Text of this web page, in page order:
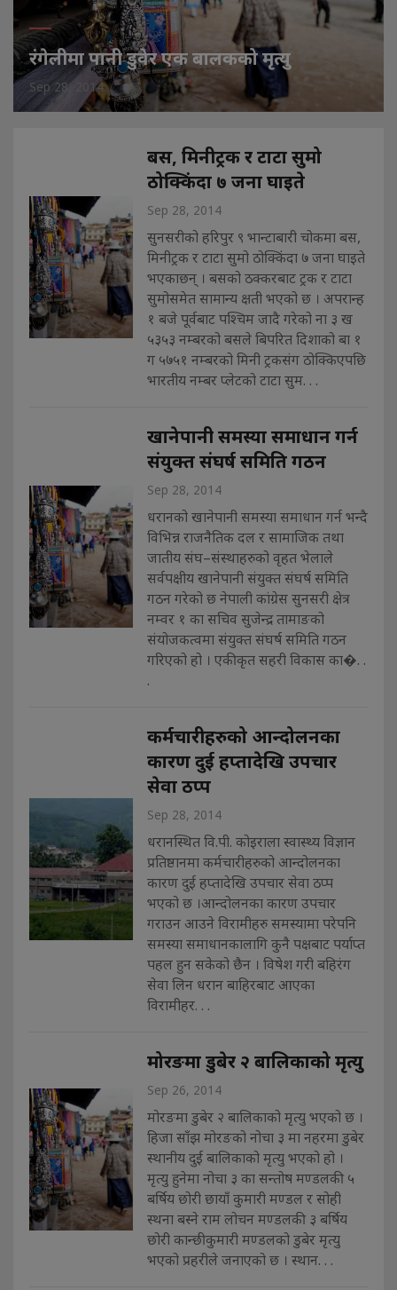
रंगेलीमा पानी डुवेर एक बालकको मृत्यु
Sep 28, 2014
बस, मिनीट्रक र टाटा सुमो
ठोक्किंदा ७ जना घाइते
Sep 28, 2014
सुनसरीको हरिपुर ९ भान्टाबारी चोकमा बस,
मिनीट्रक र टाटा सुमो ठोक्किंदा ७ जना घाइते
भएकाछन् । बसको ठक्करबाट ट्रक र टाटा
सुमोसमेत सामान्य क्षती भएको छ । अपरान्ह
१ बजे पूर्वबाट पश्चिम जादै गरेको ना ३ ख
५३५३ नम्बरको बसले बिपरित दिशाको बा १
ग ५७५१ नम्बरको मिनी ट्रकसंग ठोक्किएपछि
भारतीय नम्बर प्लेटको टाटा सुम. . .
खानेपानी समस्या समाधान गर्न
संयुक्त संघर्ष समिति गठन
Sep 28, 2014
धरानको खानेपानी समस्या समाधान गर्न भन्दै
विभिन्न राजनैतिक दल र सामाजिक तथा
जातीय संघ–संस्थाहरुको वृहत भेलाले
सर्वपक्षीय खानेपानी संयुक्त संघर्ष समिति
गठन गरेको छ नेपाली कांग्रेस सुनसरी क्षेत्र
नम्वर १ का सचिव सुजेन्द्र तामाङको
संयोजकत्वमा संयुक्त संघर्ष समिति गठन
गरिएको हो । एकीकृत सहरी विकास का�. .
.
कर्मचारीहरुको आन्दोलनका
कारण दुई हप्तादेखि उपचार
सेवा ठप्प
Sep 28, 2014
धरानस्थित वि.पी. कोइराला स्वास्थ्य विज्ञान
प्रतिष्ठानमा कर्मचारीहरुको आन्दोलनका
कारण दुई हप्तादेखि उपचार सेवा ठप्प
भएको छ ।आन्दोलनका कारण उपचार
गराउन आउने विरामीहरु समस्यामा परेपनि
समस्या समाधानकालागि कुनै पक्षबाट पर्याप्त
पहल हुन सकेको छैन । विषेश गरी बहिरंग
सेवा लिन धरान बाहिरबाट आएका
विरामीहर. . .
मोरङमा डुबेर २ बालिकाको मृत्यु
Sep 26, 2014
मोरङमा डुबेर २ बालिकाको मृत्यु भएको छ ।
हिजा साँझ मोरङको नोचा ३ मा नहरमा डुबेर
स्थानीय दुई बालिकाको मृत्यु भएको हो ।
मृत्यु हुनेमा नोचा ३ का सन्तोष मण्डलकी ५
बर्षिय छोरी छायाँ कुमारी मण्डल र सोही
स्थना बस्ने राम लोचन मण्डलकी ३ बर्षिय
छोरी कान्छीकुमारी मण्डलको डुबेर मृत्यु
भएको प्रहरीले जनाएको छ । स्थान. . .